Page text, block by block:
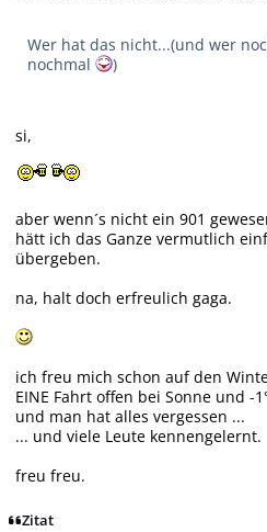
Wer hat das nicht...(und wer
nochmal
)
si,
aber wenn´s nicht ein 901
hätt ich das Ganze vermutlich
übergeben.
na, halt doch erfreulich gaga.
ich freu mich schon auf den
EINE Fahrt offen bei Sonne und -
und man hat alles vergessen ...
... und viele Leute kennengelernt.
freu freu.
Zitat